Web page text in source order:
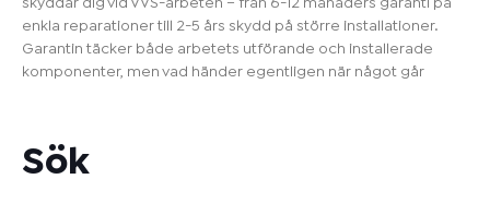
skyddar dig vid VVS-arbeten – från 6-12 månaders garanti på
enkla reparationer till 2-5 års skydd på större installationer.
Garantin täcker både arbetets utförande och installerade
komponenter, men vad händer egentligen när något går
Sök